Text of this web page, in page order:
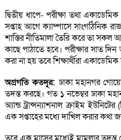
দ্বিতীয় ধাপে- পরীক্ষা তথা
সপ্তাহ আগে ক্যাম্পাসে সাংগঠিনিক
শাস্তির নীতিমালা তৈরি করে তা সকল
কাছে পাঠাতে হবে। পরীক্ষার সাত
করা না হয় তবে শিক্ষার্থীরা
অগ্রগতি কতদূর:ঢাকা মহানগর
তদন্ত করছে। গত ১ নভেম্বর ঢাকা
অ্যান্ড ট্রান্সন্যাশনাল ক্রাইম
এক সপ্তাহের মধ্যে দাখিল করার কথা